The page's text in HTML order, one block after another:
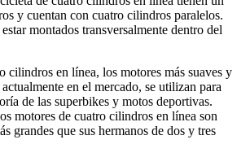
y cuentan con cuatro cilindros paralelos.
montados transversalmente dentro del
cilindros en línea, los motores más suaves y
en el mercado, se utilizan para
de las superbikes y motos deportivas.
motores de cuatro cilindros en línea son
grandes que sus hermanos de dos y tres